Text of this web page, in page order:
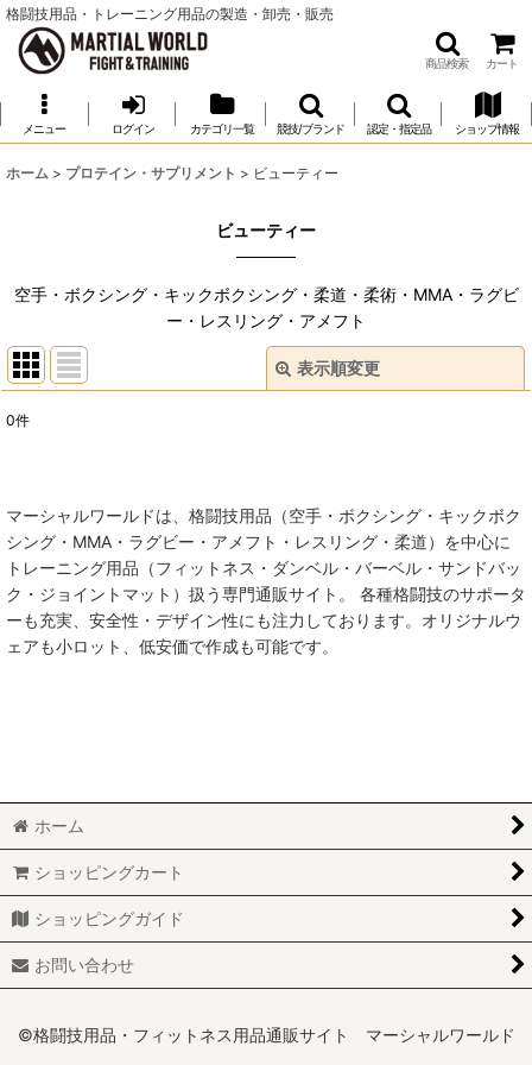
格闘技用品・トレーニング用品の製造・卸売・販売
商品検索 カート
メニュー ログイン カテゴリ一覧 競技/ブランド 認定・指定品 ショップ情報
ホーム > プロテイン・サプリメント > ビューティー
ビューティー
空手・ボクシング・キックボクシング・柔道・柔術・MMA・ラグビ
ー・レスリング・アメフト
表示順変更
絞り込む
0件
マーシャルワールドは、格闘技用品（空手・ボクシング・キックボク
シング・MMA・ラグビー・アメフト・レスリング・柔道）を中心に
トレーニング用品（フィットネス・ダンベル・バーベル・サンドバッ
ク・ジョイントマット）扱う専門通販サイト。 各種格闘技のサポータ
ーも充実、安全性・デザイン性にも注力しております。オリジナルウ
ェアも小ロット、低安価で作成も可能です。
ホーム
ショッピングカート
ショッピングガイド
お問い合わせ
©格闘技用品・フィットネス用品通販サイト マーシャルワールド